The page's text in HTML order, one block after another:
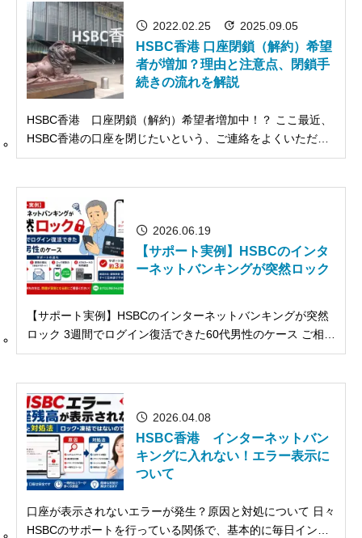
ます。 ...
2022.02.25 2025.09.05
HSBC香港 口座閉鎖（解約）希望
者が増加？理由と注意点、閉鎖手
続きの流れを解説
HSBC香港 口座閉鎖（解約）希望者増加中！？ ここ最近、
HSBC香港の口座を閉じたいという、ご連絡をよくいただく
ようになってきました。 なので、今日はそのことについてま
2026.06.19
【サポート実例】HSBCのインタ
ーネットバンキングが突然ロック
【サポート実例】HSBCのインターネットバンキングが突然
ロック 3週間でログイン復活できた60代男性のケース ご相談
のきっかけ 東京在住・60代の男性Aさんは、10年以上前に
ターネットバンキングにログインしよ...
2026.04.08
HSBC香港 インターネットバン
キングに入れない！エラー表示に
ついて
口座が表示されないエラーが発生？原因と対処について 日々
HSBCのサポートを行っている関係で、基本的に毎日インタ